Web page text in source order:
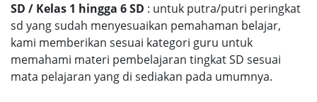
SD / Kelas 1 hingga 6 SD : untuk putra/putri peringkat
sd yang sudah menyesuaikan pemahaman belajar,
kami memberikan sesuai kategori guru untuk
memahami materi pembelajaran tingkat SD sesuai
mata pelajaran yang di sediakan pada umumnya.